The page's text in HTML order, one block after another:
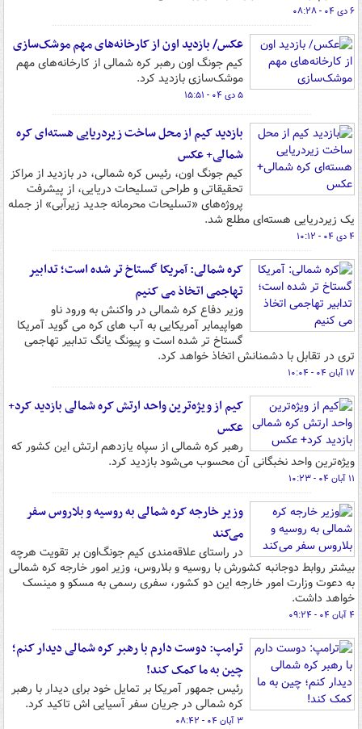
۶ دی ۰۴ - ۰۸:۲۸
عکس/ بازدید اون از کارخانه‌های مهم موشک‌سازی
کیم جونگ اون رهبر کره شمالی از کارخانه‌های مهم
موشک‌سازی بازدید کرد.
۵ دی ۰۴ - ۱۵:۵۱
بازدید کیم از محل ساخت زیردریایی هسته‌ای کره
شمالی+ عکس
کیم جونگ اون، رئیس کره شمالی، در بازدید از مراکز
تحقیقاتی و طراحی تسلیحات دریایی، از پیشرفت
پروژه‌های «تسلیحات محرمانه جدید زیرآبی» از جمله
یک زیردریایی هسته‌ای مطلع شد.
۴ دی ۰۴ - ۱۰:۱۲
کره شمالی: آمریکا گستاخ تر شده است؛ تدابیر
تهاجمی اتخاذ می کنیم
وزیر دفاع کره شمالی در واکنش به ورود ناو
هواپیمابر آمریکایی به آب های کره می گوید آمریکا
گستاخ تر شده است و پیونگ یانگ تدابیر تهاجمی
تری در تقابل با دشمنانش اتخاذ خواهد کرد.
۱۷ آبان ۰۴ - ۱۰:۰۴
کیم از ویژه‌ترین واحد ارتش کره شمالی بازدید کرد+
عکس
رهبر کره شمالی از سپاه یازدهم ارتش این کشور که
ویژه‌ترین واحد نخبگانی آن محسوب می‌شود بازدید کرد.
۱۱ آبان ۰۴ - ۱۰:۲۳
وزیر خارجه کره شمالی به روسیه و بلاروس سفر
می‌کند
در راستای علاقه‌مندی کیم جونگ‌اون بر تقویت هرچه
بیشتر روابط دوجانبه کشورش با روسیه و بلاروس، وزیر امور خارجه کره شمالی
به دعوت وزارت امور خارجه این دو کشور، سفری رسمی به مسکو و مینسک
خواهد داشت.
۴ آبان ۰۴ - ۰۹:۲۴
ترامپ: دوست دارم با رهبر کره شمالی دیدار کنم؛
چین به ما کمک کند!
رئیس جمهور آمریکا بر تمایل خود برای دیدار با رهبر
کره شمالی در جریان سفر آسیایی اش تاکید کرد.
۳ آبان ۰۴ - ۰۸:۴۲